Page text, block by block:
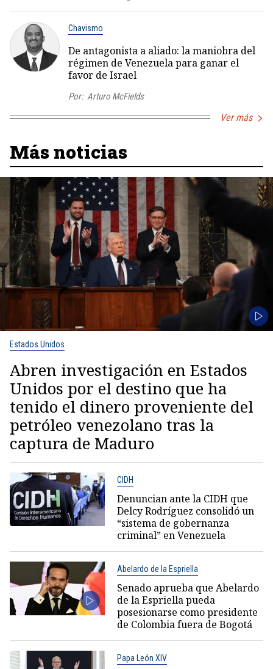
Chavismo
De antagonista a aliado: la maniobra del
régimen de Venezuela para ganar el
favor de Israel
Por: Arturo McFields
Ver más
Más noticias
Estados Unidos
Abren investigación en Estados
Unidos por el destino que ha
tenido el dinero proveniente del
petróleo venezolano tras la
captura de Maduro
CIDH
Denuncian ante la CIDH que
Delcy Rodríguez consolidó un
“sistema de gobernanza
criminal” en Venezuela
Abelardo de la Espriella
Senado aprueba que Abelardo
de la Espriella pueda
posesionarse como presidente
de Colombia fuera de Bogotá
Papa León XIV